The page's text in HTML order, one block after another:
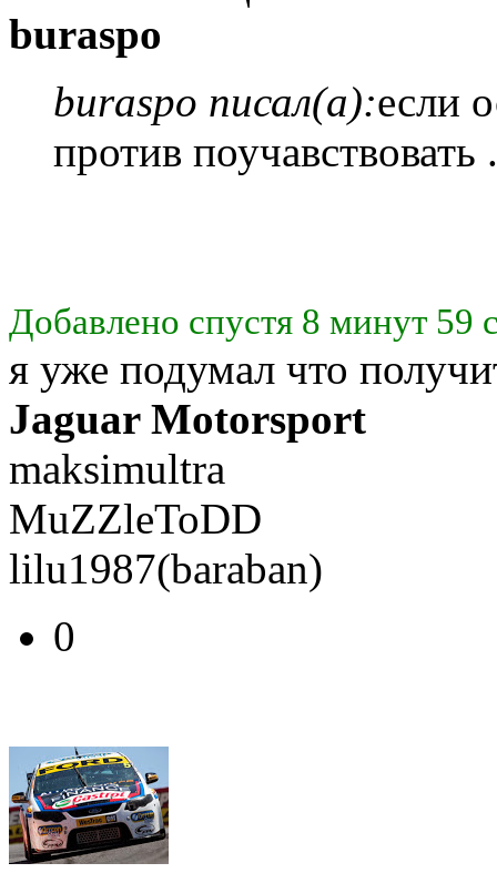
buraspo
buraspo писал(а):если
против поучавствовать .
Добавлено спустя 8 минут 59
я уже подумал что
Jaguar Motorsport
maksimultra
MuZZleToDD
lilu1987(baraban)
0